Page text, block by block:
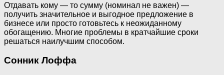
Отдавать кому — то сумму (номинал не важен) —
получить значительное и выгодное предложение в
бизнесе или просто готовьтесь к неожиданному
обогащению. Многие проблемы в кратчайшие сроки
решаться наилучшим способом.
Сонник Лоффа